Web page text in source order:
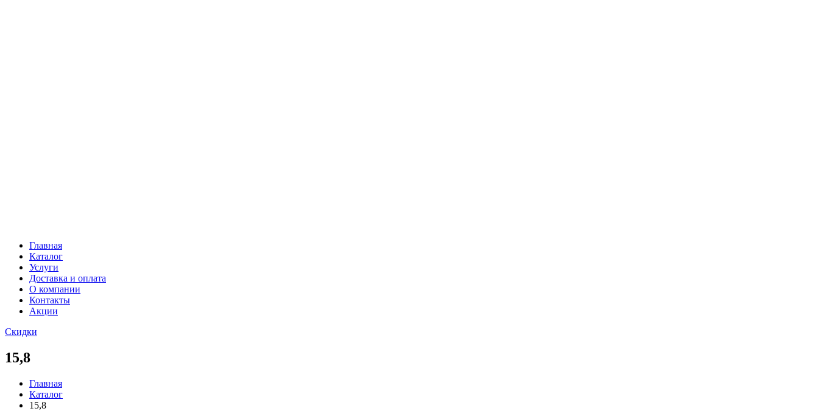
Главная
Каталог
Услуги
Доставка и оплата
О компании
Контакты
Акции
Скидки
15,8
Главная
Каталог
15,8